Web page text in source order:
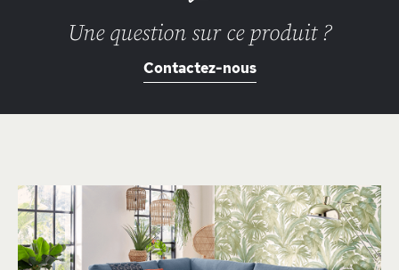
Une question sur ce produit ?
Contactez-nous